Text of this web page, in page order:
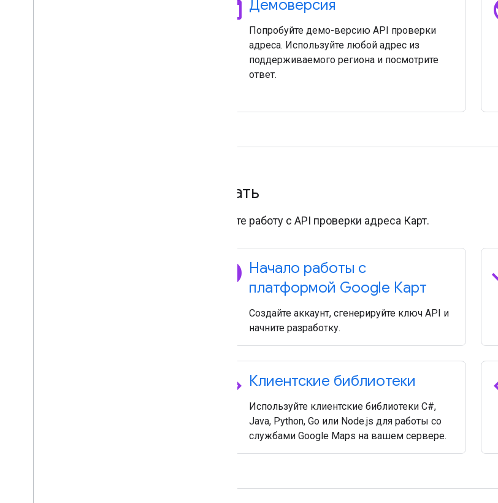
terminal Демоверсия
Попробуйте демо-версию API проверки
адреса. Используйте любой адрес из
поддерживаемого региона и посмотрите
ответ.
Начать
Начните работу с API проверки адреса Карт.
explore Начало работы с
платформой Google Карт
Создайте аккаунт, сгенерируйте ключ API и
начните разработку.
code Клиентские библиотеки
Используйте клиентские библиотеки C#,
Java, Python, Go или Node.js для работы со
службами Google Maps на вашем сервере.